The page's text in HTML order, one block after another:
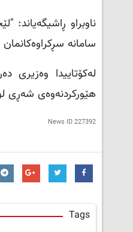
ناوبراو ڕاشیگەیاند:
سامانە
لەکۆتاییدا وەزیری
هێورکردنەوەی شەڕی
News ID227392
Tags